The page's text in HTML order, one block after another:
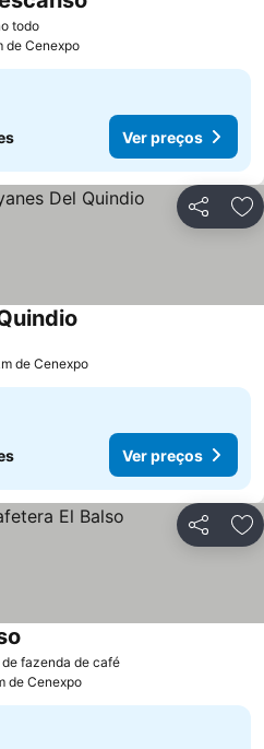
todoVer preços
de Cenexpo
Ver preços
Partilhar
de Cenexpo
Ver preços
Partilhar
fazenda de caféVer preços
de Cenexpo